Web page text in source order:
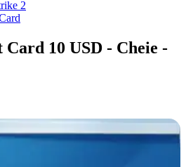
2
10 USD - Cheie -